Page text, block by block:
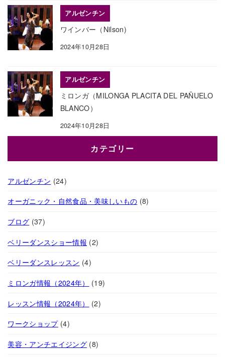
アルゼンチン
ワインバー（Nilson)
2024年10月28日
アルゼンチン
ミロンガ（MILONGA PLACITA DEL PAÑUELO
BLANCO）
2024年10月28日
カテゴリー
アルゼンチン (24)
オーガニック・自然食品・美味しいもの (8)
ブログ (37)
ベリーダンスショー情報 (2)
ベリーダンスレッスン (4)
ミロンガ情報（2024年） (19)
レッスン情報（2024年） (2)
ワークショップ(4)
美容・アンチエイジング (8)